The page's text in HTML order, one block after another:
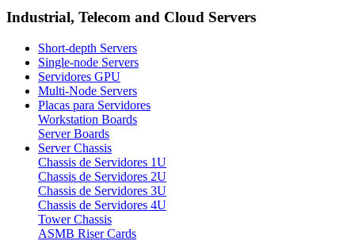
Industrial, Telecom and Cloud Servers
Short-depth Servers
Single-node Servers
Servidores GPU
Multi-Node Servers
Placas para Servidores
Workstation Boards
Server Boards
Server Chassis
Chassis de Servidores 1U
Chassis de Servidores 2U
Chassis de Servidores 3U
Chassis de Servidores 4U
Tower Chassis
ASMB Riser Cards